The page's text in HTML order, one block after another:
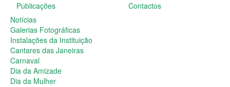
Dia da Amizade
Dia da Mulher
Dia do Pai
Dia da Primavera
Festejos da Páscoa
Dia da Mãe
Dia Mundial da Criança
Marchas Populares
Publicações
Notícias
Galerias Fotográficas
Instalações da Instituição
Cantares das Janeiras
Carnaval
Dia da Amizade
Dia da Mulher
Contactos